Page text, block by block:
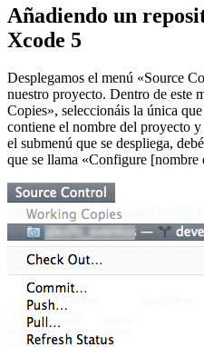
Añadiendo un
Xcode 5
Desplegamos el menú «Source
nuestro proyecto. Dentro de este
Copies», seleccionáis la única
contiene el nombre del proyecto
el submenú que se despliega,
que se llama «Configure [nombre